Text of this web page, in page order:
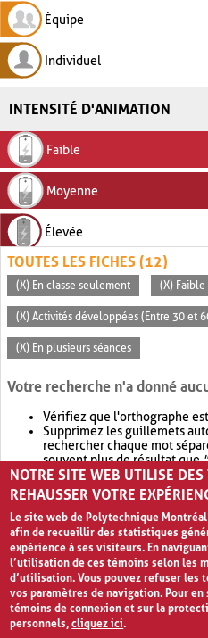
Équipe
Individuel
INTENSITÉ D'ANIMATION
Faible
Moyenne
Élevée
TOUTES LES FICHES (12)
(X) En classe seulement (X) Faible
(X) Activités développées (Entre 30 et
(X) En plusieurs séances
Votre recherche n'a donné
Vérifiez que l'orthographe
Supprimez les guillemets
rechercher chaque mot
souvent plus de résultat que
Envisagez d'élargir votre
retournera souvent plus de
NOTRE SITE WEB UTILISE
REHAUSSER VOTRE
Le site web de Polytechnique
afin de recueillir des statistiques
expérience à ses visiteurs. En
l’utilisation de ces témoins selon les
d’utilisation. Vous pouvez refuser les
vos paramètres de navigation. Pour
témoins de connexion et sur la
personnels,cliquez ici.